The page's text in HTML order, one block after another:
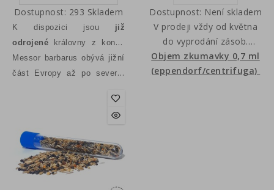
Dostupnost: 293 Skladem
K dispozici jsou již
odrojené královny z konce
září (snůšku vajíček
nakladou po hibernaci), nebo
dělnicemi. K dispozici jsou
někdy mé vlastní kolonie o
velikosti 100+, však pouze
na objednávku.
Messor barbarus obývá jižní
část Evropy až po severní
klasy travin a semena, které
jsou transportovány na
dlouhou vzdálenost do
hnízda. Z nasbíraných
semen dělnice vytváří
Dostupnost: Není skladem
V prodeji vždy od května
do vyprodání zásob.
Semena smetánky
lékařské vhodná pro první
Objem zkumavky 0,7 ml
(eppendorf/centrifuga)